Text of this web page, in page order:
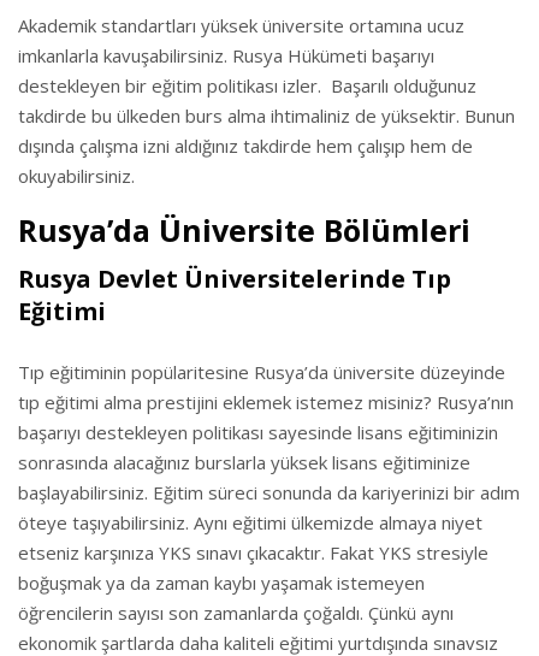
Akademik standartları yüksek üniversite ortamına ucuz
imkanlarla kavuşabilirsiniz. Rusya Hükümeti başarıyı
destekleyen bir eğitim politikası izler. Başarılı olduğunuz
takdirde bu ülkeden burs alma ihtimaliniz de yüksektir. Bunun
dışında çalışma izni aldığınız takdirde hem çalışıp hem de
okuyabilirsiniz.
Rusya’da Üniversite Bölümleri
Rusya Devlet Üniversitelerinde Tıp
Eğitimi
Tıp eğitiminin popülaritesine Rusya’da üniversite düzeyinde
tıp eğitimi alma prestijini eklemek istemez misiniz? Rusya’nın
başarıyı destekleyen politikası sayesinde lisans eğitiminizin
sonrasında alacağınız burslarla yüksek lisans eğitiminize
başlayabilirsiniz. Eğitim süreci sonunda da kariyerinizi bir adım
öteye taşıyabilirsiniz. Aynı eğitimi ülkemizde almaya niyet
etseniz karşınıza YKS sınavı çıkacaktır. Fakat YKS stresiyle
boğuşmak ya da zaman kaybı yaşamak istemeyen
öğrencilerin sayısı son zamanlarda çoğaldı. Çünkü aynı
ekonomik şartlarda daha kaliteli eğitimi yurtdışında sınavsız